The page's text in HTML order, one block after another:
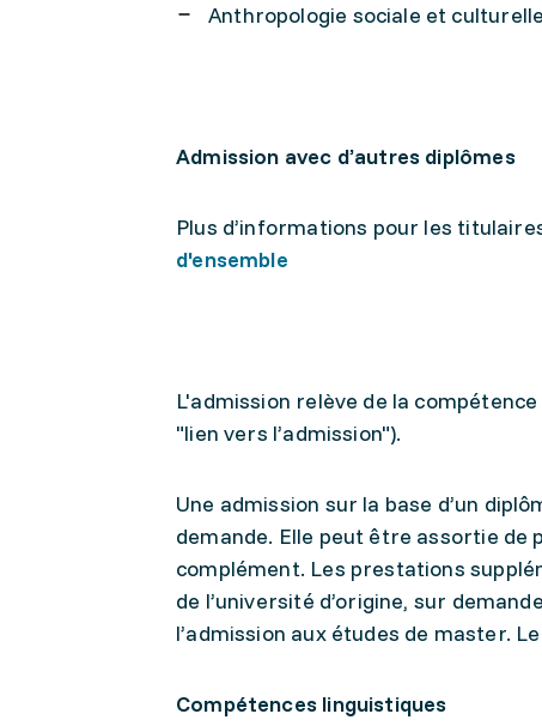
Anthropologie sociale et
Admission avec d’autres diplômes
Plus d’informations pour les
d'ensemble
L'admission relève de la
"lien vers l’admission").
Une admission sur la base d’un
demande. Elle peut être assortie de
complément. Les prestations
de l’université d’origine, sur
l’admission aux études de master.
Compétences linguistiques